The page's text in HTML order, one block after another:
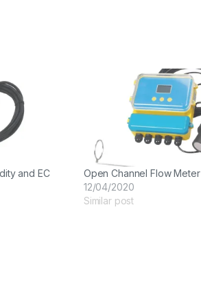
and EC
Open Channel Flow Meter
12/04/2020
Similar post